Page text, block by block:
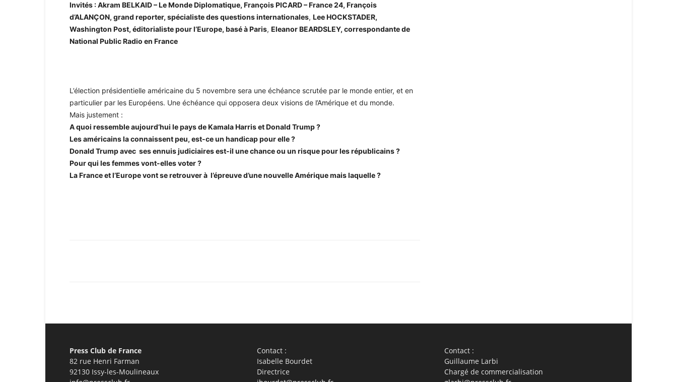
Invités : Akram BELKAID – Le Monde Diplomatique, François PICARD – France 24, François
d’ALANÇON, grand reporter, spécialiste des questions internationales, Lee HOCKSTADER,
Washington Post, éditorialiste pour l’Europe, basé à Paris, Eleanor BEARDSLEY, correspondante de
National Public Radio en France
L’élection présidentielle américaine du 5 novembre sera une échéance scrutée par le monde entier, et en
particulier par les Européens. Une échéance qui opposera deux visions de l’Amérique et du monde.
Mais justement :
A quoi ressemble aujourd’hui le pays de Kamala Harris et Donald Trump ?
Les américains la connaissent peu, est-ce un handicap pour elle ?
Donald Trump avec ses ennuis judiciaires est-il une chance ou un risque pour les républicains ?
Pour qui les femmes vont-elles voter ?
La France et l’Europe vont se retrouver à l’épreuve d’une nouvelle Amérique mais laquelle ?
Press Club de France
82 rue Henri Farman
92130 Issy-les-Moulineaux
Contact :
Isabelle Bourdet
Directrice
Contact :
Guillaume Larbi
Chargé de commercialisation